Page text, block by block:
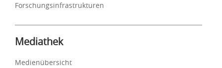
Forschungsinfrastrukturen
Mediathek
Medienübersicht